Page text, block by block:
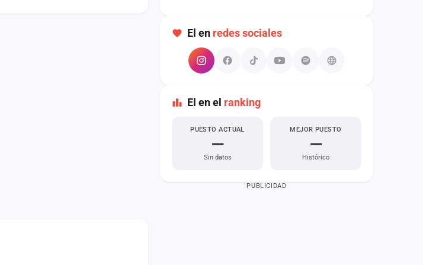
El en redes sociales
El en el ranking
PUESTO ACTUAL
—
Sin datos
MEJOR PUESTO
—
Histórico
PUBLICIDAD